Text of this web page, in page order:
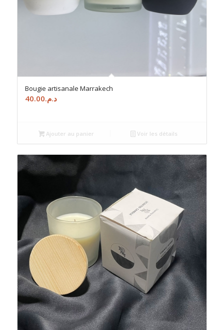
Bougie artisanale Marrakech
د.م.40.00
Ajouter au panier Voir les détails